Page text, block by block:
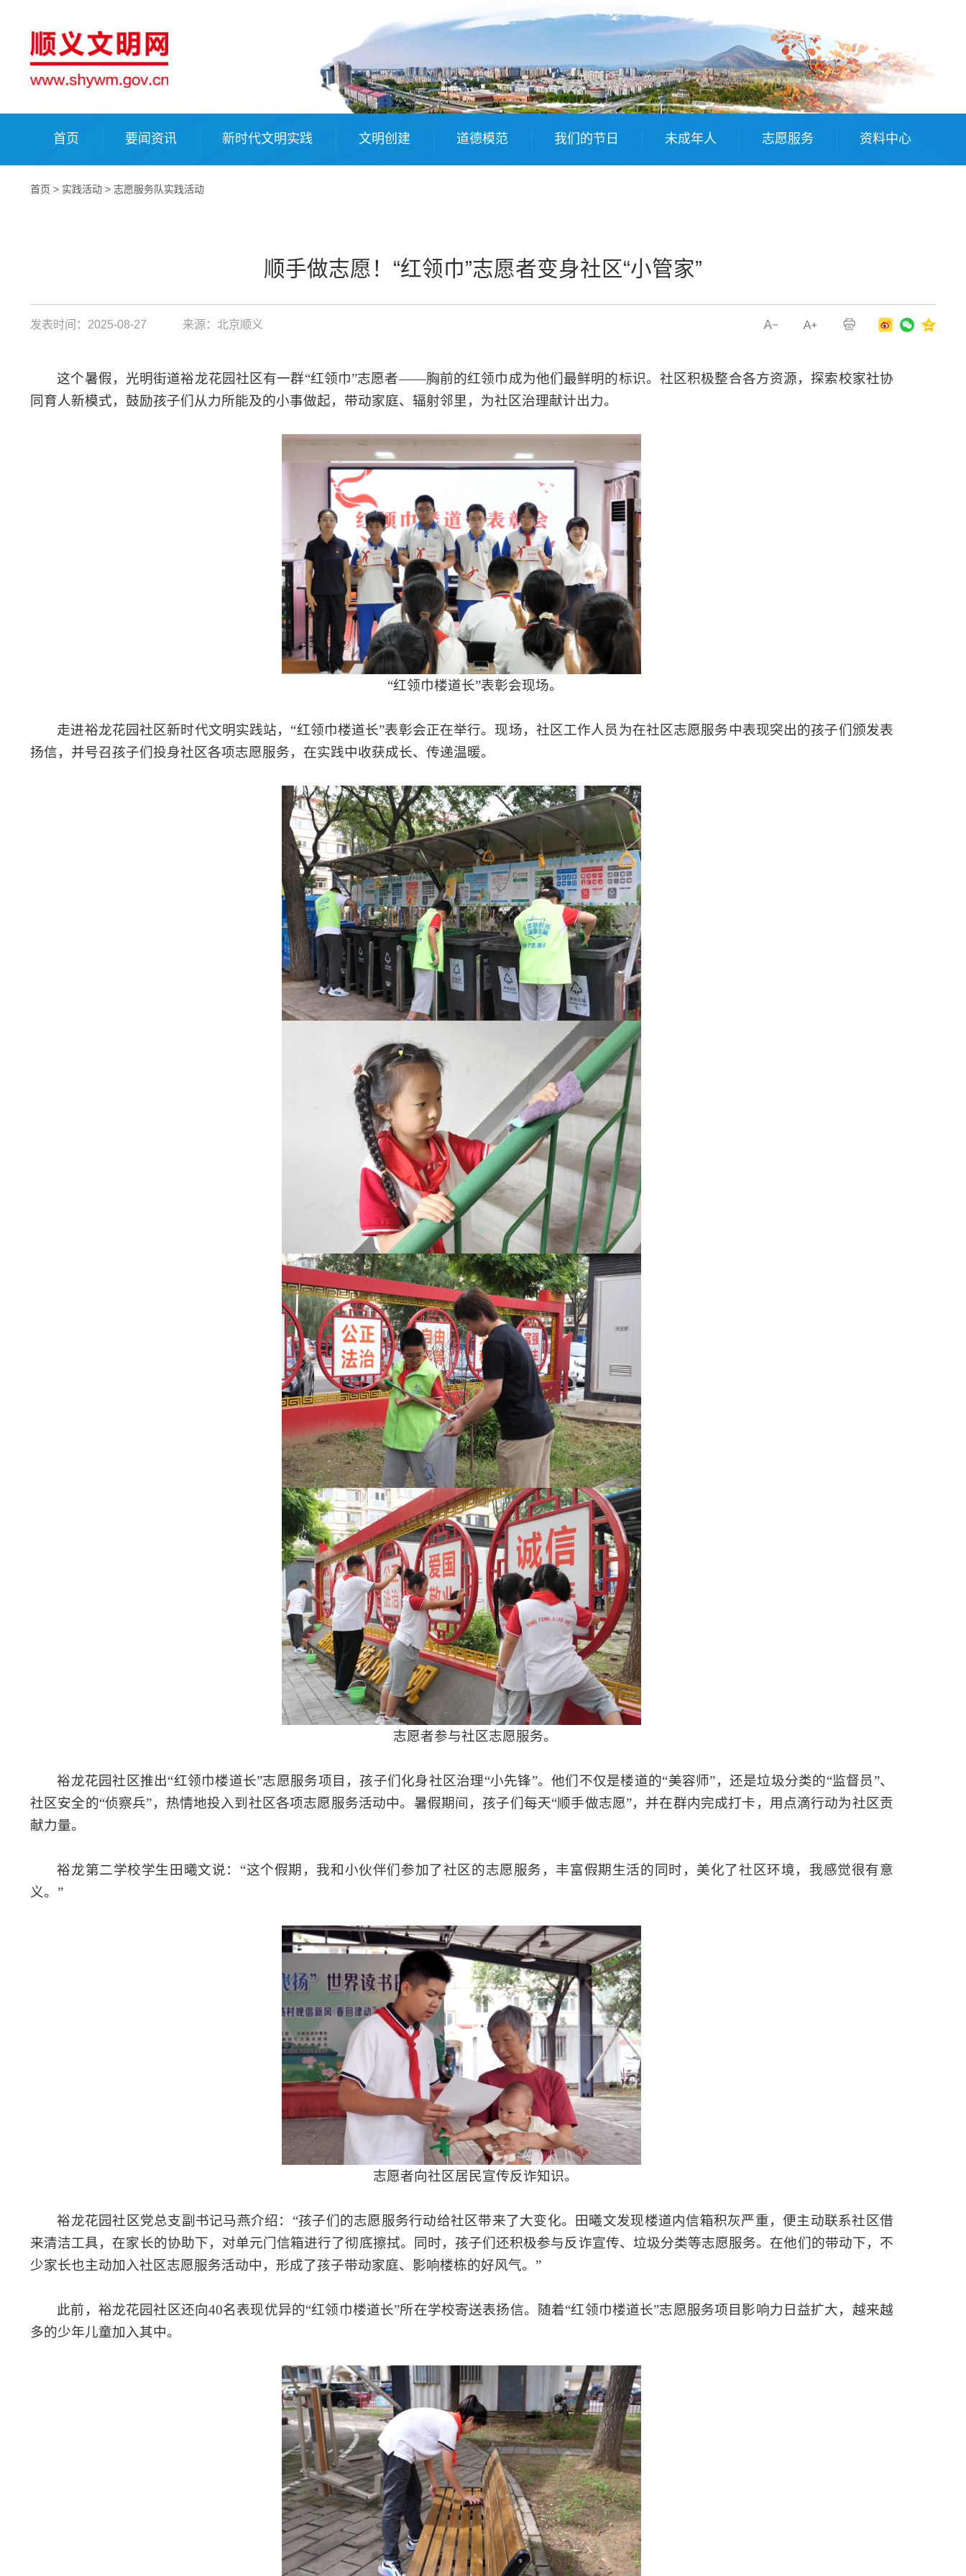
首页 要闻资讯 新时代文明实践 文明创建 道德模范 我们的节日 未成年人 志愿服务 资料中心
首页 > 实践活动 > 志愿服务队实践活动
顺手做志愿！“红领巾”志愿者变身社区“小管家”
发表时间：2025-08-27 来源：北京顺义
这个暑假，光明街道裕龙花园社区有一群“红领巾”志愿者——胸前的红领巾成为他们最鲜明的标识。社区积极整合各方资源，探索校家社协
同育人新模式，鼓励孩子们从力所能及的小事做起，带动家庭、辐射邻里，为社区治理献计出力。
“红领巾楼道长”表彰会现场。
走进裕龙花园社区新时代文明实践站，“红领巾楼道长”表彰会正在举行。现场，社区工作人员为在社区志愿服务中表现突出的孩子们颁发表
扬信，并号召孩子们投身社区各项志愿服务，在实践中收获成长、传递温暖。
志愿者参与社区志愿服务。
裕龙花园社区推出“红领巾楼道长”志愿服务项目，孩子们化身社区治理“小先锋”。他们不仅是楼道的“美容师”，还是垃圾分类的“监督员”、
社区安全的“侦察兵”，热情地投入到社区各项志愿服务活动中。暑假期间，孩子们每天“顺手做志愿”，并在群内完成打卡，用点滴行动为社区贡
献力量。
裕龙第二学校学生田曦文说：“这个假期，我和小伙伴们参加了社区的志愿服务，丰富假期生活的同时，美化了社区环境，我感觉很有意
义。”
志愿者向社区居民宣传反诈知识。
裕龙花园社区党总支副书记马燕介绍：“孩子们的志愿服务行动给社区带来了大变化。田曦文发现楼道内信箱积灰严重，便主动联系社区借
来清洁工具，在家长的协助下，对单元门信箱进行了彻底擦拭。同时，孩子们还积极参与反诈宣传、垃圾分类等志愿服务。在他们的带动下，不
少家长也主动加入社区志愿服务活动中，形成了孩子带动家庭、影响楼栋的好风气。”
此前，裕龙花园社区还向40名表现优异的“红领巾楼道长”所在学校寄送表扬信。随着“红领巾楼道长”志愿服务项目影响力日益扩大，越来越
多的少年儿童加入其中。